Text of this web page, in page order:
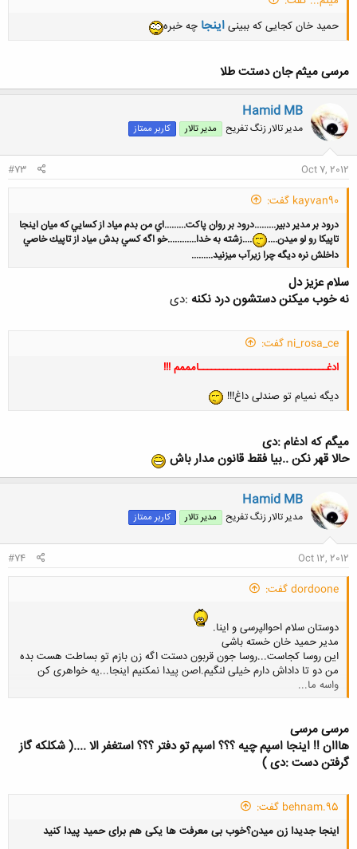
حمید خان کجایی که ببینیاینجا چه خبره
مرسی میثم جان دستت طلا
Hamid MB
مدیر تالار زنگ تفریح مدیر تالار کاربر ممتاز
Oct 7, 2012
#73
kayvan90 گفت:
درود بر مدير دبير.........درود بر روان پاكت.........اي من بدم مياد از كسايي كه ميان اينجا
تاپيكا رو لو ميدن....
....زشته به خدا............خو اگه كسي بدش مياد از تاپيك خاصي
داخلش نره ديگه چرا زيرآب ميزنيد.........
سلام عزیز دل
نه خوب میکنن دستشون درد نکنه :دی
ni_rosa_ce گفت:
ادغــــــــــــــــــــــــــــــــامممم !!!
دیگه نمیام تو صندلی داغ!!!
میگم که ادغام :دی
حالا قهر نکن ..بیا فقط قانون مدار باش
Hamid MB
مدیر تالار زنگ تفریح مدیر تالار کاربر ممتاز
Oct 12, 2012
#74
dordoone گفت:
دوستان سلام احوالپرسی و اینا.
مدیر حمید خان خسته باشی
این روسا کجاست...روسا جون قربون دستت اگه زن بازم تو بساطت هست بده
من دو تا داداش دارم خیلی لنگیم.اصن پیدا نمکنیم اینجا...یه خواهری کن
واسه ما...
مرسی مرسی
هااان !! اینجا اسپم چیه ؟؟؟ اسپم تو دفتر ؟؟؟ استغفر الا ....( شکلکه گاز
گرفتن دست :دی )
behnam.95 گفت:
اینجا جدیدا زن میدن؟خوب بی معرفت ها یکی هم برای حمید پیدا کنید